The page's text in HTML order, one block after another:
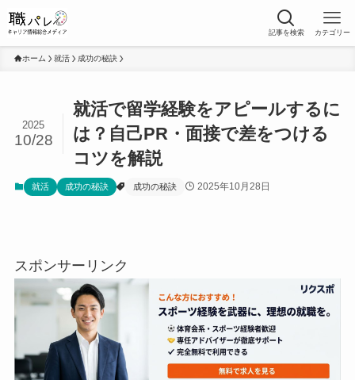
記事を検索 カテゴリー
ホーム 就活 成功の秘訣
就活で留学経験をアピールするに
は？自己PR・面接で差をつける
コツを解説
2025
10/28
就活 成功の秘訣 成功の秘訣 2025年10月28日
スポンサーリンク